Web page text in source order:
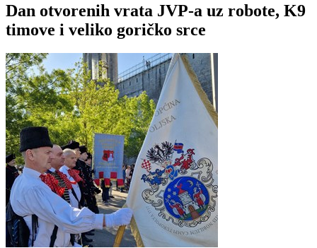
Dan otvorenih vrata JVP-a uz robote, K9
timove i veliko goričko srce